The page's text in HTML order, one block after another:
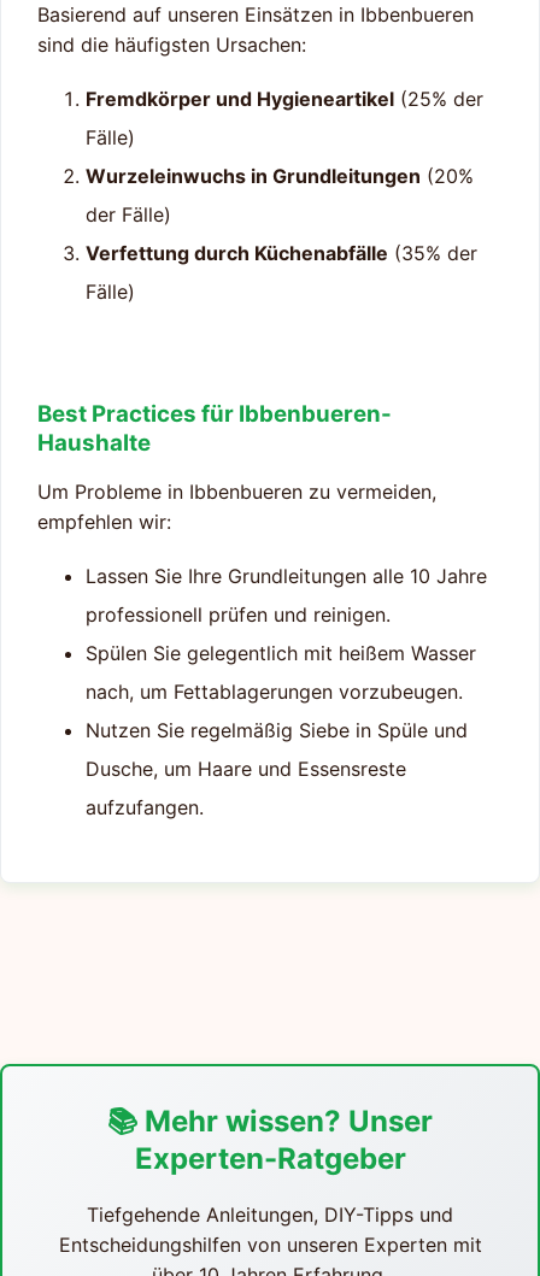
Basierend auf unseren Einsätzen in Ibbenbueren
sind die häufigsten Ursachen:
Fremdkörper und Hygieneartikel (25% der
Fälle)
Wurzeleinwuchs in Grundleitungen (20%
der Fälle)
Verfettung durch Küchenabfälle (35% der
Fälle)
Best Practices für Ibbenbueren-
Haushalte
Um Probleme in Ibbenbueren zu vermeiden,
empfehlen wir:
Lassen Sie Ihre Grundleitungen alle 10 Jahre
professionell prüfen und reinigen.
Spülen Sie gelegentlich mit heißem Wasser
nach, um Fettablagerungen vorzubeugen.
Nutzen Sie regelmäßig Siebe in Spüle und
Dusche, um Haare und Essensreste
aufzufangen.
📚 Mehr wissen? Unser
Experten-Ratgeber
Tiefgehende Anleitungen, DIY-Tipps und
Entscheidungshilfen von unseren Experten mit